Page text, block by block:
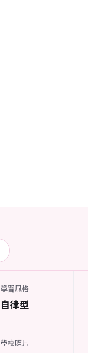
學習風格
自律型
學校照片